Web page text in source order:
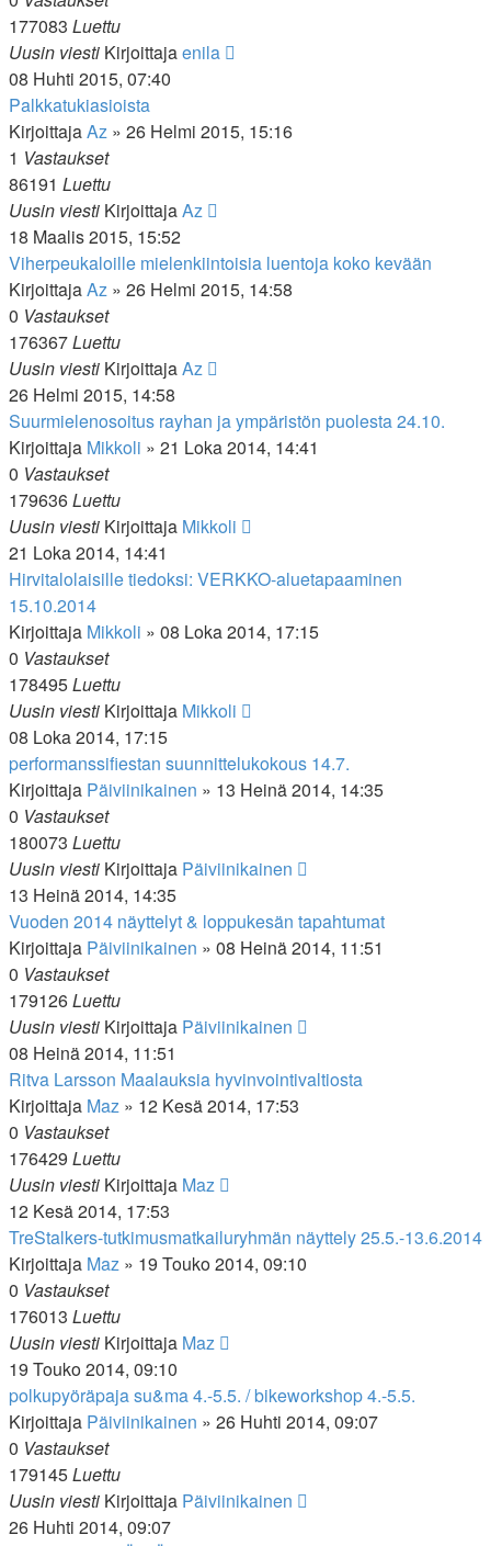
177083 Luettu
Uusin viesti Kirjoittajaenila
08 Huhti 2015, 07:40
Palkkatukiasioista
KirjoittajaAz » 26 Helmi 2015, 15:16
1 Vastaukset
86191 Luettu
Uusin viesti KirjoittajaAz
18 Maalis 2015, 15:52
Viherpeukaloille mielenkiintoisia luentoja koko kevään
KirjoittajaAz » 26 Helmi 2015, 14:58
0 Vastaukset
176367Luettu
Uusin viesti KirjoittajaAz
26 Helmi 2015, 14:58
Suurmielenosoitus rayhan ja ympäristön puolesta 24.10.
Kirjoittaja Mikkoli » 21 Loka 2014, 14:41
0 Vastaukset
179636Luettu
Uusin viesti Kirjoittaja Mikkoli
21 Loka 2014, 14:41
Hirvitalolaisille tiedoksi: VERKKO-aluetapaaminen
15.10.2014
Kirjoittaja Mikkoli » 08 Loka 2014, 17:15
0 Vastaukset
178495Luettu
Uusin viesti Kirjoittaja Mikkoli
08 Loka 2014, 17:15
performanssifiestan suunnittelukokous 14.7.
Kirjoittaja Päiviinikainen » 13 Heinä 2014, 14:35
0 Vastaukset
180073 Luettu
Uusin viesti Kirjoittaja Päiviinikainen
13 Heinä 2014, 14:35
Vuoden 2014 näyttelyt & loppukesän tapahtumat
Kirjoittaja Päiviinikainen » 08 Heinä 2014, 11:51
0 Vastaukset
179126Luettu
Uusin viesti Kirjoittaja Päiviinikainen
08 Heinä 2014, 11:51
Ritva Larsson Maalauksia hyvinvointivaltiosta
Kirjoittaja Maz » 12 Kesä 2014, 17:53
0 Vastaukset
176429 Luettu
Uusin viesti Kirjoittaja Maz
12 Kesä 2014, 17:53
TreStalkers-tutkimusmatkailuryhmän näyttely 25.5.-13.6.2014
Kirjoittaja Maz » 19 Touko 2014, 09:10
0 Vastaukset
176013 Luettu
Uusin viesti Kirjoittaja Maz
19 Touko 2014, 09:10
polkupyöräpaja su&ma 4.-5.5. / bikeworkshop 4.-5.5.
Kirjoittaja Päiviinikainen » 26 Huhti 2014, 09:07
0 Vastaukset
179145Luettu
Uusin viesti Kirjoittaja Päiviinikainen
26 Huhti 2014, 09:07